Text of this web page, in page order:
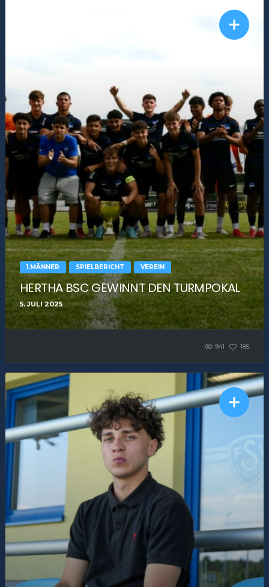
1.MÄNNER SPIELBERICHT VEREIN
HERTHA BSC GEWINNT DEN TURMPOKAL
5. JULI 2025
941 185